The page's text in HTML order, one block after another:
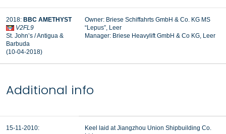
2018: BBC AMETHYST
V2FL9
St. John’s / Antigua &
Barbuda
(10-04-2018)
Owner: Briese Schiffahrts GmbH & Co. KG MS
“Lepus”, Leer
Manager: Briese Heavylift GmbH & Co KG, Leer
Additional info
15-11-2010:
Keel laid at Jiangzhou Union Shipbuilding Co.